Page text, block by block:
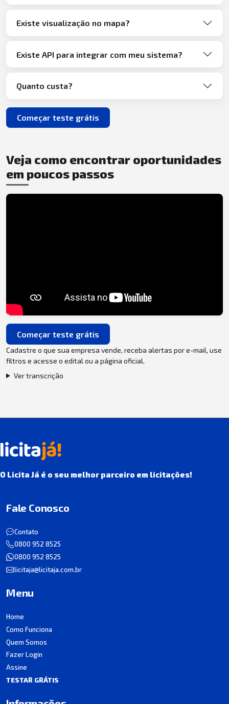
Existe visualização no mapa?
Existe API para integrar com meu sistema?
Quanto custa?
Começar teste grátis
Veja como encontrar oportunidades
em poucos passos
Começar teste grátis
Cadastre o que sua empresa vende, receba alertas por e-mail, use
filtros e acesse o edital ou a página oficial.
Ver transcrição
O Licita Já é o seu melhor parceiro em licitações!
Fale Conosco
Contato
0800 952 8525
0800 952 8525
licitaja@licitaja.com.br
Menu
Home
Como Funciona
Quem Somos
Fazer Login
Assine
TESTAR GRÁTIS